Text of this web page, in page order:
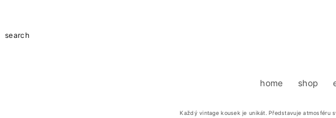
search
home shop
Každý vintage kousek je unikát. Představuje atmosféru